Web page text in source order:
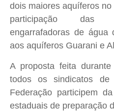
dois maiores aquíferos
participação das
engarrafadoras de água
aos aquíferos Guarani e
A proposta feita
todos os sindicatos de
Federação participem
estaduais de preparação